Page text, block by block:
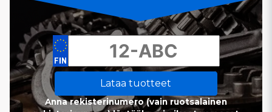
Lataa tuotteet
Anna rekisterinumero (vain ruotsalainen